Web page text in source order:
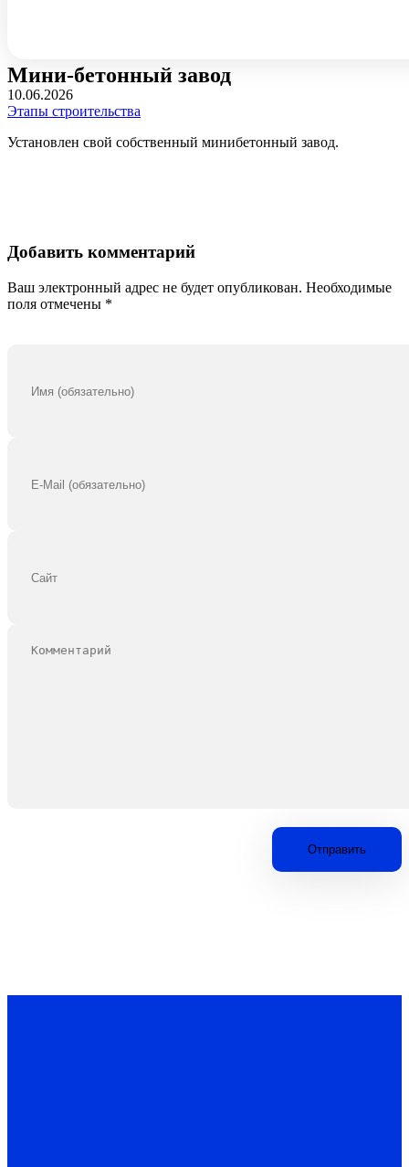
Мини-бетонный завод
10.06.2026
Этапы строительства
Установлен свой собственный минибетонный завод.
Добавить комментарий
Ваш электронный адрес не будет опубликован. Необходимые
поля отмечены *